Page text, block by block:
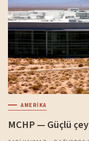
AMERIKA
MCHP — Güçlü